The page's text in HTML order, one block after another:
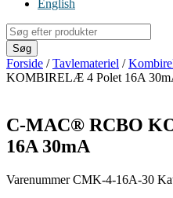
English
Products
search
Søg
Forside /Tavlemateriel /
KOMBIRELÆ 4 Polet 16A
C-MAC® RCBO
16A 30mA
VarenummerCMK-4-16A-30